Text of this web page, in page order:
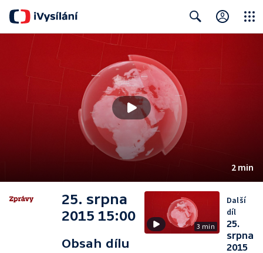
2 min
25. srpna
2015 15:00
Obsah dílu
3 min
Další
díl
25.
srpna
2015